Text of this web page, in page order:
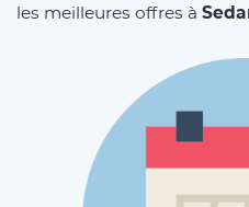
les meilleures offres à